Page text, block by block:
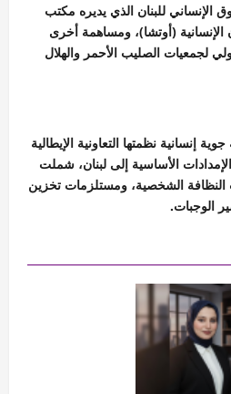
الإنساني للبنان الذي يديره مكتب
الإنسانية (أوتشا)، ومساهمة أخرى
لجمعيات الصليب الأحمر والهلال
نظمتها التعاونية الإيطالية
30 طنًا من الإمدادات الأساسية إلى لبنان، شملت
النظافة الشخصية، ومستلزمات تخزين
الوجبات.